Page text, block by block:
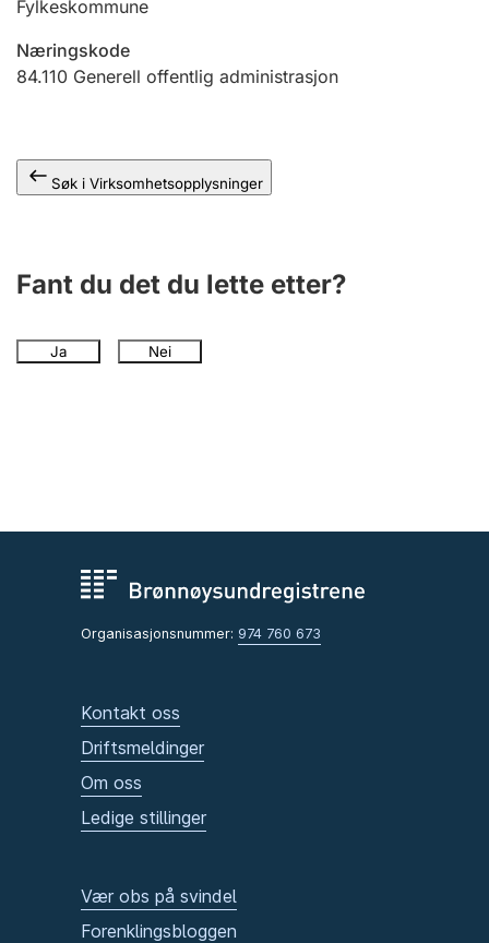
Fylkeskommune
Næringskode
84.110 Generell offentlig administrasjon
Søk i Virksomhetsopplysninger
Fant du det du lette etter?
Ja Nei
Organisasjonsnummer: 974 760 673
Kontakt oss
Driftsmeldinger
Om oss
Ledige stillinger
Vær obs på svindel
Forenklingsbloggen